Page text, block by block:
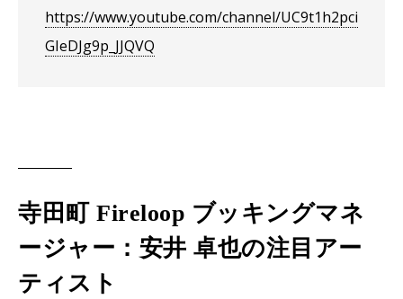
https://www.youtube.com/channel/UC9t1h2pci
GIeDJg9p_JJQVQ
寺田町 Fireloop ブッキングマネ
ージャー：安井 卓也の注目アー
ティスト